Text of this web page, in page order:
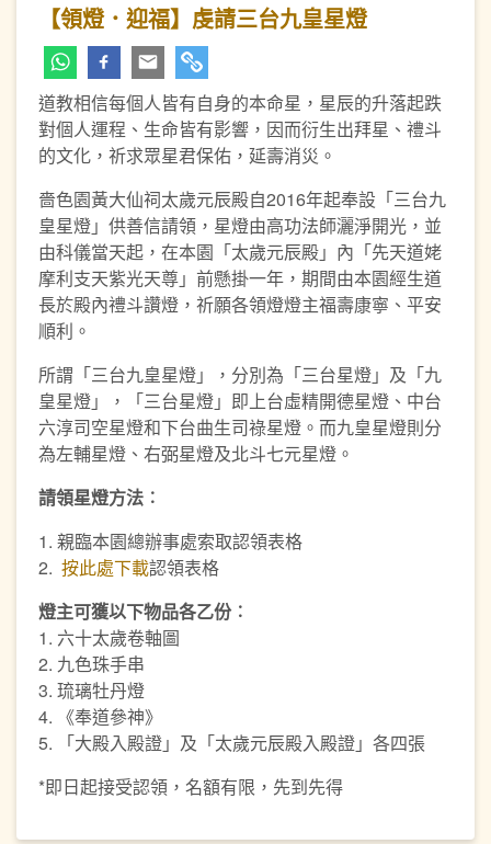
【領燈．迎福】虔請三台九皇星燈
道教相信每個人皆有自身的本命星，星辰的升落起跌
對個人運程、生命皆有影響，因而衍生出拜星、禮斗
的文化，祈求眾星君保佑，延壽消災。
嗇色園黃大仙祠太歲元辰殿自2016年起奉設「三台九
皇星燈」供善信請領，星燈由高功法師灑淨開光，並
由科儀當天起，在本園「太歲元辰殿」內「先天道姥
摩利支天紫光天尊」前懸掛一年，期間由本園經生道
長於殿內禮斗讚燈，祈願各領燈燈主福壽康寧、平安
順利。
所謂「三台九皇星燈」，分別為「三台星燈」及「九
皇星燈」，「三台星燈」即上台虛精開德星燈、中台
六淳司空星燈和下台曲生司祿星燈。而九皇星燈則分
為左輔星燈、右弼星燈及北斗七元星燈。
請領星燈方法︰
1. 親臨本園總辦事處索取認領表格
2. 按此處下載認領表格
燈主可獲以下物品各乙份︰
1. 六十太歲卷軸圖
2. 九色珠手串
3. 琉璃牡丹燈
4. 《奉道參神》
5. 「大殿入殿證」及「太歲元辰殿入殿證」各四張
*即日起接受認領，名額有限，先到先得